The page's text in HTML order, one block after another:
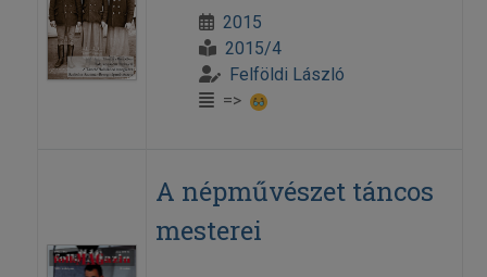
2015
2015/4
Felföldi László
=>
A népművészet táncos
mesterei